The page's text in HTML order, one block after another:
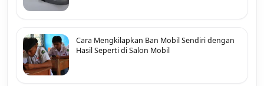
Cara Mengkilapkan Ban Mobil Sendiri dengan
Hasil Seperti di Salon Mobil